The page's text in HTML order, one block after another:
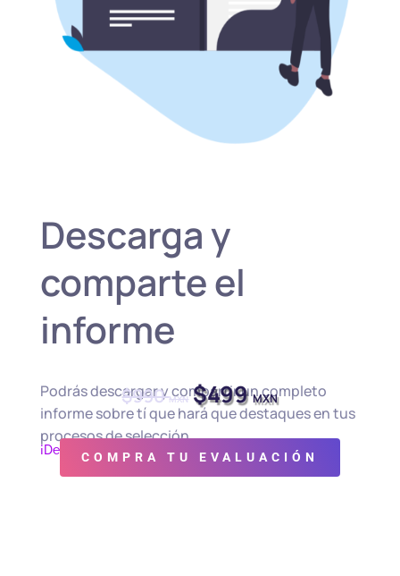
Descarga y
comparte el
informe
Podrás descargar y compartir un completo
informe sobre tí que hará que destaques en tus
procesos de selección.
¡Descuento por tiempo limitado!
$990MXN El
precio
original
era:
$990 MXN.
$499MXNEl
precio
actual
es:
$499 MXN.
COMPRA TU EVALUACIÓN